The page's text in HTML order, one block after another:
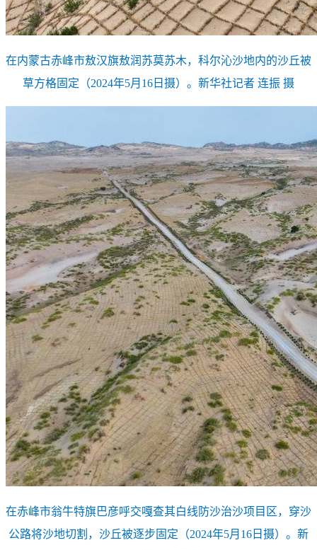
在内蒙古赤峰市敖汉旗敖润苏莫苏木，科尔沁沙地内的沙丘被
草方格固定（2024年5月16日摄）。新华社记者 连振 摄
在赤峰市翁牛特旗巴彦呼交嘎查其白线防沙治沙项目区，穿沙
公路将沙地切割，沙丘被逐步固定（2024年5月16日摄）。 新